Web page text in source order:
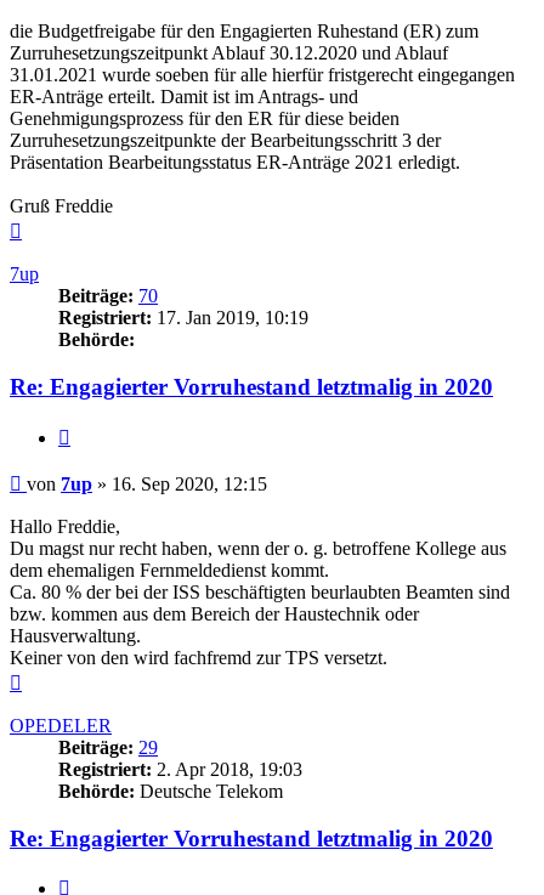
die Budgetfreigabe für den Engagierten Ruhestand (ER) zum
Zurruhesetzungszeitpunkt Ablauf 30.12.2020 und Ablauf
31.01.2021 wurde soeben für alle hierfür fristgerecht eingegangen
ER-Anträge erteilt. Damit ist im Antrags- und
Genehmigungsprozess für den ER für diese beiden
Zurruhesetzungszeitpunkte der Bearbeitungsschritt 3 der
Präsentation Bearbeitungsstatus ER-Anträge 2021 erledigt.
Gruß Freddie
7up
Beiträge: 70
Registriert: 17. Jan 2019, 10:19
Behörde:
Re: Engagierter Vorruhestand letztmalig in 2020
Beitrag
von 7up » 16. Sep 2020, 12:15
Hallo Freddie,
Du magst nur recht haben, wenn der o. g. betroffene Kollege aus
dem ehemaligen Fernmeldedienst kommt.
Ca. 80 % der bei der ISS beschäftigten beurlaubten Beamten sind
bzw. kommen aus dem Bereich der Haustechnik oder
Hausverwaltung.
Keiner von den wird fachfremd zur TPS versetzt.
OPEDELER
Beiträge: 29
Registriert: 2. Apr 2018, 19:03
Behörde: Deutsche Telekom
Re: Engagierter Vorruhestand letztmalig in 2020